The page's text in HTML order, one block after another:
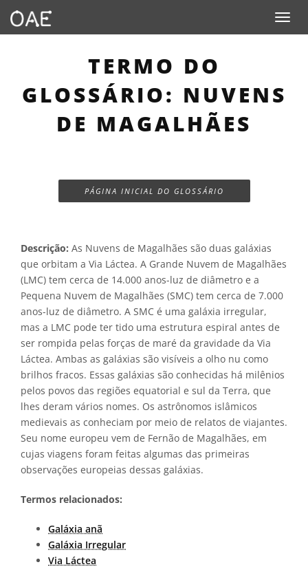
Toggle
TERMO DO
GLOSSÁRIO: NUVENS
DE MAGALHÃES
PÁGINA INICIAL DO GLOSSÁRIO
Descrição: As Nuvens de Magalhães são duas galáxias
que orbitam a Via Láctea. A Grande Nuvem de Magalhães
(LMC) tem cerca de 14.000 anos-luz de diâmetro e a
Pequena Nuvem de Magalhães (SMC) tem cerca de 7.000
anos-luz de diâmetro. A SMC é uma galáxia irregular,
mas a LMC pode ter tido uma estrutura espiral antes de
ser rompida pelas forças de maré da gravidade da Via
Láctea. Ambas as galáxias são visíveis a olho nu como
brilhos fracos. Essas galáxias são conhecidas há milênios
pelos povos das regiões equatorial e sul da Terra, que
lhes deram vários nomes. Os astrônomos islâmicos
medievais as conheciam por meio de relatos de viajantes.
Seu nome europeu vem de Fernão de Magalhães, em
cujas viagens foram feitas algumas das primeiras
observações europeias dessas galáxias.
Termos relacionados:
Galáxia anã
Galáxia Irregular
Via Láctea